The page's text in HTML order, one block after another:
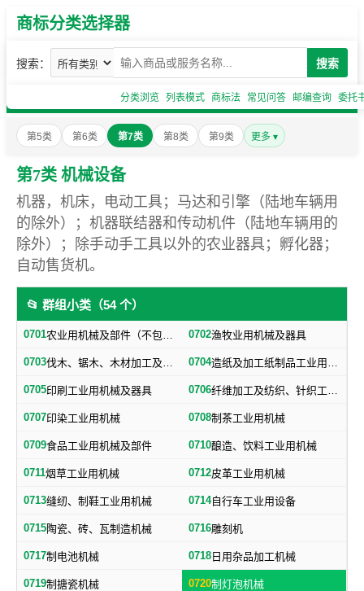
商标分类选择器
搜索： 搜索
分类浏览 列表模式 商标法 常见问答 邮编查询 委托
第5类 第6类 第7类 第8类 第9类 更多 ▾
第7类 机械设备
机器，机床，电动工具；马达和引擎（陆地车辆用
的除外）；机器联结器和传动机件（陆地车辆用的
除外）；除手动手工具以外的农业器具；孵化器；
自动售货机。
📂 群组小类（54 个）
0701 农业用机械及部件（不包括小农具） 0702渔牧业用机械及器具
0703 伐木、锯木、木材加工及火柴生产用机械及器具 0704 造纸及加工纸制品工业用机械及器具
0705印刷工业用机械及器具 0706 纤维加工及纺织、针织工业用机械及部件
0707印染工业用机械 0708制茶工业用机械
0709食品工业用机械及部件 0710酿造、饮料工业用机械
0711烟草工业用机械 0712皮革工业用机械
0713缝纫、制鞋工业用机械 0714自行车工业用设备
0715陶瓷、砖、瓦制造机械 0716雕刻机
0717制电池机械 0718 日用杂品加工机械
0719制搪瓷机械 0720制灯泡机械